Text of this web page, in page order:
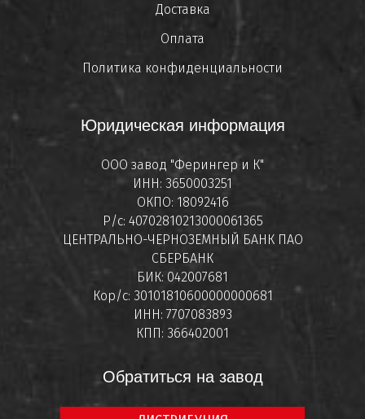
Доставка
Оплата
Политика конфиденциальности
Юридическая информация
ООО завод "Ферингер и К"
ИНН: 3650003251
ОКПО: 18092416
Р/с: 40702810213000061365
ЦЕНТРАЛЬНО-ЧЕРНОЗЕМНЫЙ БАНК ПАО
СБЕРБАНК
БИК: 042007681
Кор/с: 30101810600000000681
ИНН: 7707083893
КПП: 366402001
Обратиться на завод